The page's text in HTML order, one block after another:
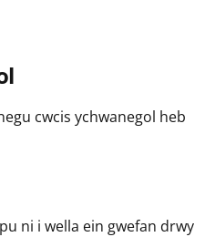
cwcis ychwanegol heb
ni i wella ein gwefan drwy